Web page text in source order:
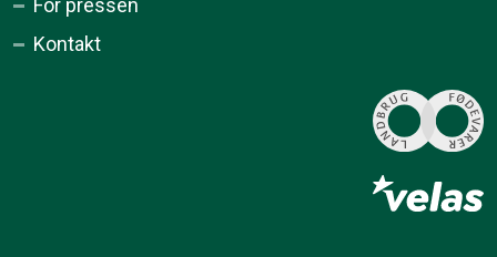
Kontakt